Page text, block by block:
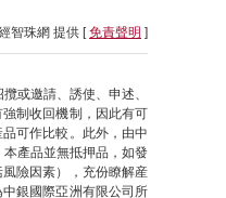
智珠網 提供 [免責聲明 ]
或邀請、誘使、申述、
制收回機制，因此有可
可作比較。此外，由中
產品並無抵押品，如發
險因素），充份瞭解産
銀國際亞洲有限公司所